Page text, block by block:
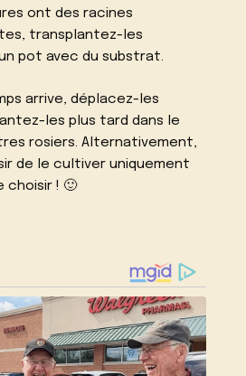
ont des racines
transplantez-les
pot avec du substrat.
arrive, déplacez-les
les plus tard dans le
rosiers. Alternativement,
de le cultiver uniquement
choisir ! 🙂